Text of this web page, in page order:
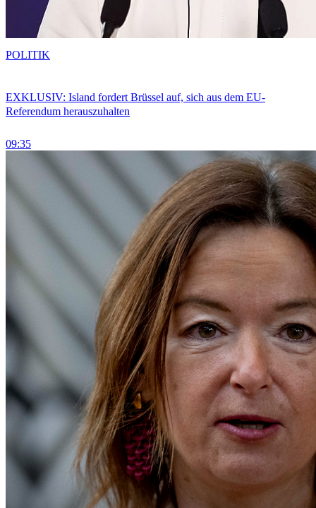
EXKLUSIV: Island fordert Brüssel auf, sich aus dem EU-
Referendum herauszuhalten
09:35
POLITIK